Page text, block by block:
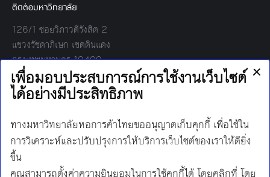
ติดต่อมหาวิทยาลัย
126/1 ซอยวิภาวดีรังสิต 2
แขวงรัชดาภิเษก เขตดินแดง
กรุงเทพมหานคร 10400
โทร:
02-697-6000
เวลาทำการ:
8.30 - 17.00
Find us on:
Facebook
TwitterYouTube
Instagram
LineMail